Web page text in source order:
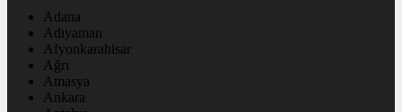
Adana
Adıyaman
Afyonkarahisar
Ağrı
Amasya
Ankara